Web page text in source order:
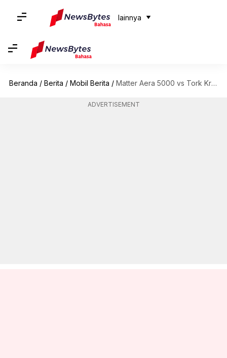
lainnya
Beranda / Berita / Mobil Berita / Matter Aera 5000 vs Tork Kratos R: Mana yang lebih baik?
ADVERTISEMENT